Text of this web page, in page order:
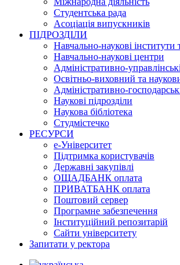
Студентська рада
Асоціація випускників
ПІДРОЗДІЛИ
Навчально-наукові інститути
Навчально-наукові центри
Адміністративно-управлінські
Освітньо-виховний та
Адміністративно-
Наукові підрозділи
Наукова бібліотека
Студмістечко
РЕСУРСИ
е-Університет
Підтримка користувачів
Державні закупівлі
ОЩАДБАНК оплата
ПРИВАТБАНК оплата
Поштовий сервер
Програмне забезпечення
Інституційний репозитарій
Сайти університету
Запитати у ректора